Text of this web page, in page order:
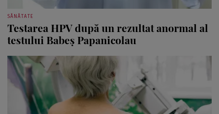
SĂNĂTATE
Testarea HPV după un rezultat anormal al
testului Babeș Papanicolau